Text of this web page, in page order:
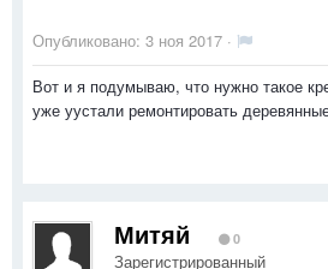
Опубликовано: 3 ноя 2017 ·
Вот и я подумываю, что нужно такое
уже уустали ремонтировать
Митяй 0
Зарегистрированный